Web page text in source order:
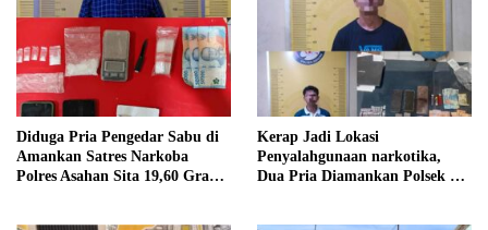
Diduga Pria Pengedar Sabu di
Amankan Satres Narkoba
Polres Asahan Sita 19,60 Gram
Kerap Jadi Lokasi
Penyalahgunaan narkotika,
Dua Pria Diamankan Polsek Air